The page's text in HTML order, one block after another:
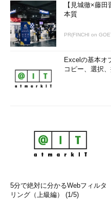
個人また
図2 プロジェクトマネジメ
プロジェクト
ライフサイク
【見城徹×藤
本質
PR(FINCHI on
Excelの基本オ
コピー、選択
5分で絶対に分かるWebフィルタ
リング（上級編） (1/5)